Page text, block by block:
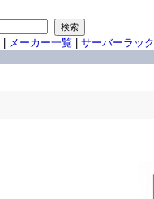
メーカー一覧 サーバーラック